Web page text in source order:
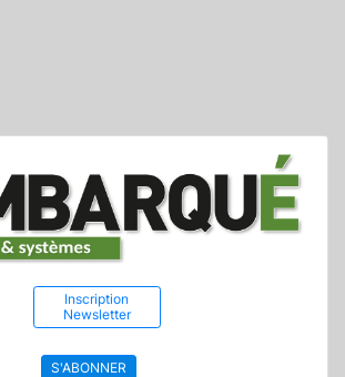
Inscription
Newsletter
S'ABONNER